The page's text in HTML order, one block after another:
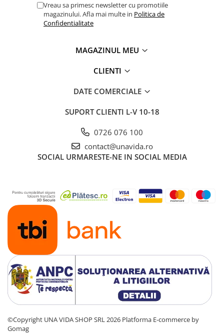
Vreau sa primesc newsletter cu promotiile
magazinului. Afla mai multe in Politica de
Confidentialitate
MAGAZINUL MEU
CLIENTI
DATE COMERCIALE
SUPORT CLIENTI L-V 10-18
0726 076 100
contact@unavida.ro
SOCIAL URMARESTE-NE IN SOCIAL MEDIA
©Copyright UNA VIDA SHOP SRL 2026 Platforma E-commerce by
Gomag